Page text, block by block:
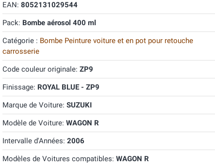
EAN: 8052131029544
Pack: Bombe aérosol 400 ml
Catégorie : Bombe Peinture voiture et en pot pour retouche
carrosserie
Code couleur originale: ZP9
Finissage: ROYAL BLUE - ZP9
Marque de Voiture: SUZUKI
Modèle de Voiture: WAGON R
Intervalle d'Années: 2006
Modèles de Voitures compatibles: WAGON R